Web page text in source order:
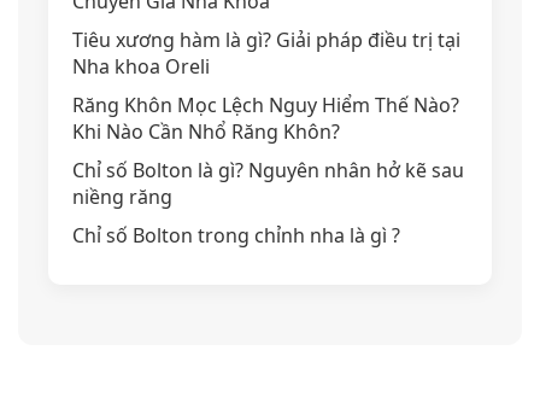
Tiêu xương hàm là gì? Giải pháp điều trị tại
Nha khoa Oreli
Răng Khôn Mọc Lệch Nguy Hiểm Thế Nào?
Khi Nào Cần Nhổ Răng Khôn?
Chỉ số Bolton là gì? Nguyên nhân hở kẽ sau
niềng răng
Chỉ số Bolton trong chỉnh nha là gì ?